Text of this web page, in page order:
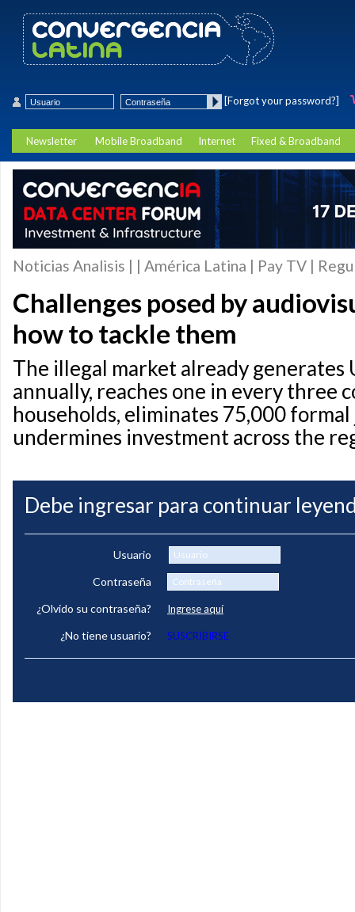
[Forgot your password?]
Newsletter Mobile Broadband Internet Fixed & Broadband
Noticias Analisis | | América Latina | Pay TV |
Challenges posed by
how to tackle them
The illegal market already generates
annually, reaches one in every three
households, eliminates 75,000 formal
undermines investment across the
Debe ingresar para continuar
Usuario
Contraseña
¿Olvido su contraseña?
Ingrese aquí
¿No tiene usuario? SUSCRIBIRSE